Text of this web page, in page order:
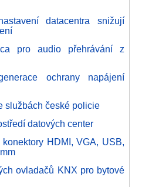
datacentra snižují
pro audio přehrávání z
ochrany napájení
službách české policie
datových center
HDMI, VGA, USB,
ovladačů KNX pro bytové